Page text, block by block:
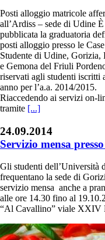
Posti alloggio matricole
all’Ardiss – sede di Udine È
pubblicata la graduatoria
posti alloggio presso le
Studente di Udine, Gorizia,
e Gemona del Friuli
riservati agli studenti iscritti
anno per l’a.a. 2014/2015.
Riaccedendo ai servizi on-
tramite [...]
24.09.2014
Servizio mensa
Gli studenti dell’Università
frequentano la sede di
servizio mensa anche a
alle ore 14.30 fino al
“Al Cavallino” viale XXIV